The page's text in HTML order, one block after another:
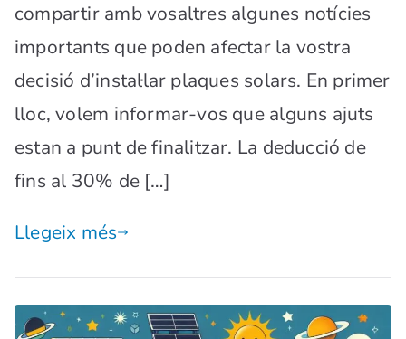
compartir amb vosaltres algunes notícies
importants que poden afectar la vostra
decisió d’instal·lar plaques solars. En primer
lloc, volem informar-vos que alguns ajuts
estan a punt de finalitzar. La deducció de
fins al 30% de […]
Llegeix més